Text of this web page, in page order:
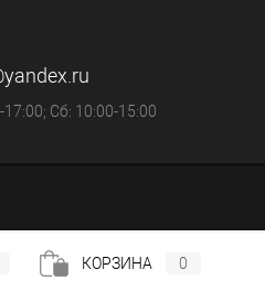
Сб: 10:00-15:00
КОРЗИНА 0